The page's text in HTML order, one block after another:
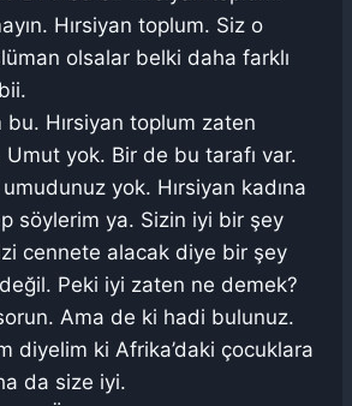
Hırsiyan toplum. Siz o
olsalar belki daha farklı
bu. Hırsiyan toplum zaten
Umut yok. Bir de bu tarafı var.
yok. Hırsiyan kadına
söylerim ya. Sizin iyi bir şey
cennete alacak diye bir şey
Peki iyi zaten ne demek?
Ama de ki hadi bulunuz.
diyelim ki Afrika’daki çocuklara
da size iyi.